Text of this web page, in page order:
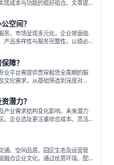
现成本与功能的挺好组合。文章提
通过不同规模企业的实际案例加
集聚等增值服务，是很大化空间
空间？
务。市场呈现多元化，企业常面临
产品多样性与服务完整性。以德必
富配套，满足不同企业需求。企
公空间。在上海寻找合适的办公
障？
业平台需提供贯穿租赁全周期的服
文化需求，从基础筛选到深度对
体系。德必集团通过标准化服务
现了从信息撮合到深度服务的能
潜力？
产业需求结构变化影响。未来潜力
。企业选址更注重综合成本、灵活
间优化与社群服务，助力企业成
呈现出租金持续调整的态势，这
通、空间品质、园区生态及运营管
融合企业文化，通过优质环境、配